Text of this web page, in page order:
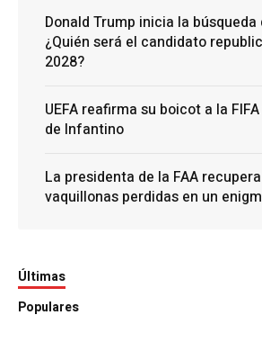
Donald Trump inicia la búsqueda
¿Quién será el candidato
2028?
UEFA reafirma su boicot a la
de Infantino
La presidenta de la FAA
vaquillonas perdidas en un
Últimas
Populares